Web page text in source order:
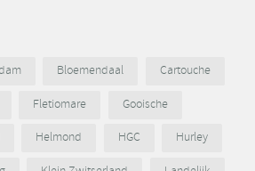
Bloemendaal
Cartouche
Fletiomare
Gooische
Helmond HGC
Hurley